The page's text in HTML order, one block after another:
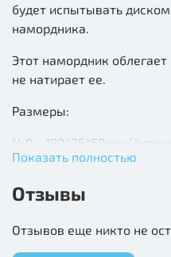
будет испытывать
намордника.
Этот намордник
не натирает ее.
Размеры:
№0 - 190*25*60мм
шпиц и кроличья такса)
№1 - 230*35*65мм
Показать полностью
Отзывы
Отзывов еще никто не